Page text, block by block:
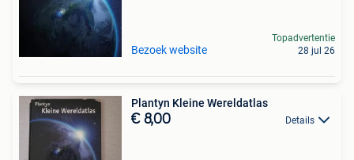
Bezoek website
Topadvertentie
28 jul 26
Plantyn Kleine Wereldatlas
€ 8,00 Details